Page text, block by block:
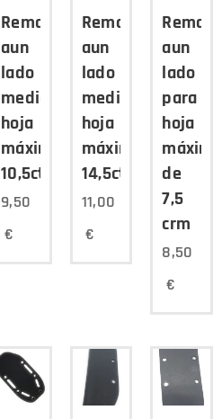
Remachada
aun
lado
medida
hoja
máximo
10,5ctm
9,50
€
Remachada
aun
lado
medida
hoja
máximo
14,5ctm
11,00
€
aun
lado
para
hoja
máximo
de
7,5
crm
8,50
€